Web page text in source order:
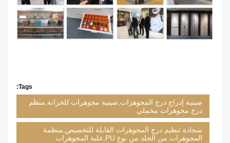
Tags:
صينية إدراج درج المجوهرات,صينية مجوهرات للخزانة,منظم
درج مجوهرات مخملي
سجادة تنظيم درج المجوهرات القابلة للتخصيص,منظمة
المجوهرات من الجلد من نوع PU,علبة المجوهرات